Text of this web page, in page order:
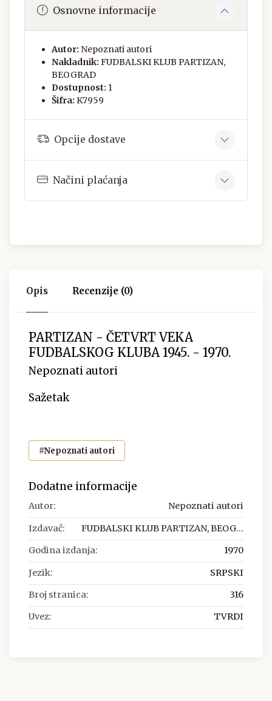
Osnovne informacije
Autor: Nepoznati autori
Nakladnik: FUDBALSKI KLUB PARTIZAN,
BEOGRAD
Dostupnost: 1
Šifra: K7959
Opcije dostave
Načini plaćanja
Opis Recenzije (0)
PARTIZAN - ČETVRT VEKA
FUDBALSKOG KLUBA 1945. - 1970.
Nepoznati autori
Sažetak
#Nepoznati autori
Dodatne informacije
Autor: Nepoznati autori
Izdavač: FUDBALSKI KLUB PARTIZAN, BEOG...
Godina izdanja: 1970
Jezik: SRPSKI
Broj stranica: 316
Uvez: TVRDI